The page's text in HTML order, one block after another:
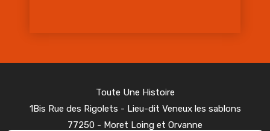
Toute Une Histoire
1Bis Rue des Rigolets - Lieu-dit Veneux les sablons
77250 - Moret Loing et Orvanne